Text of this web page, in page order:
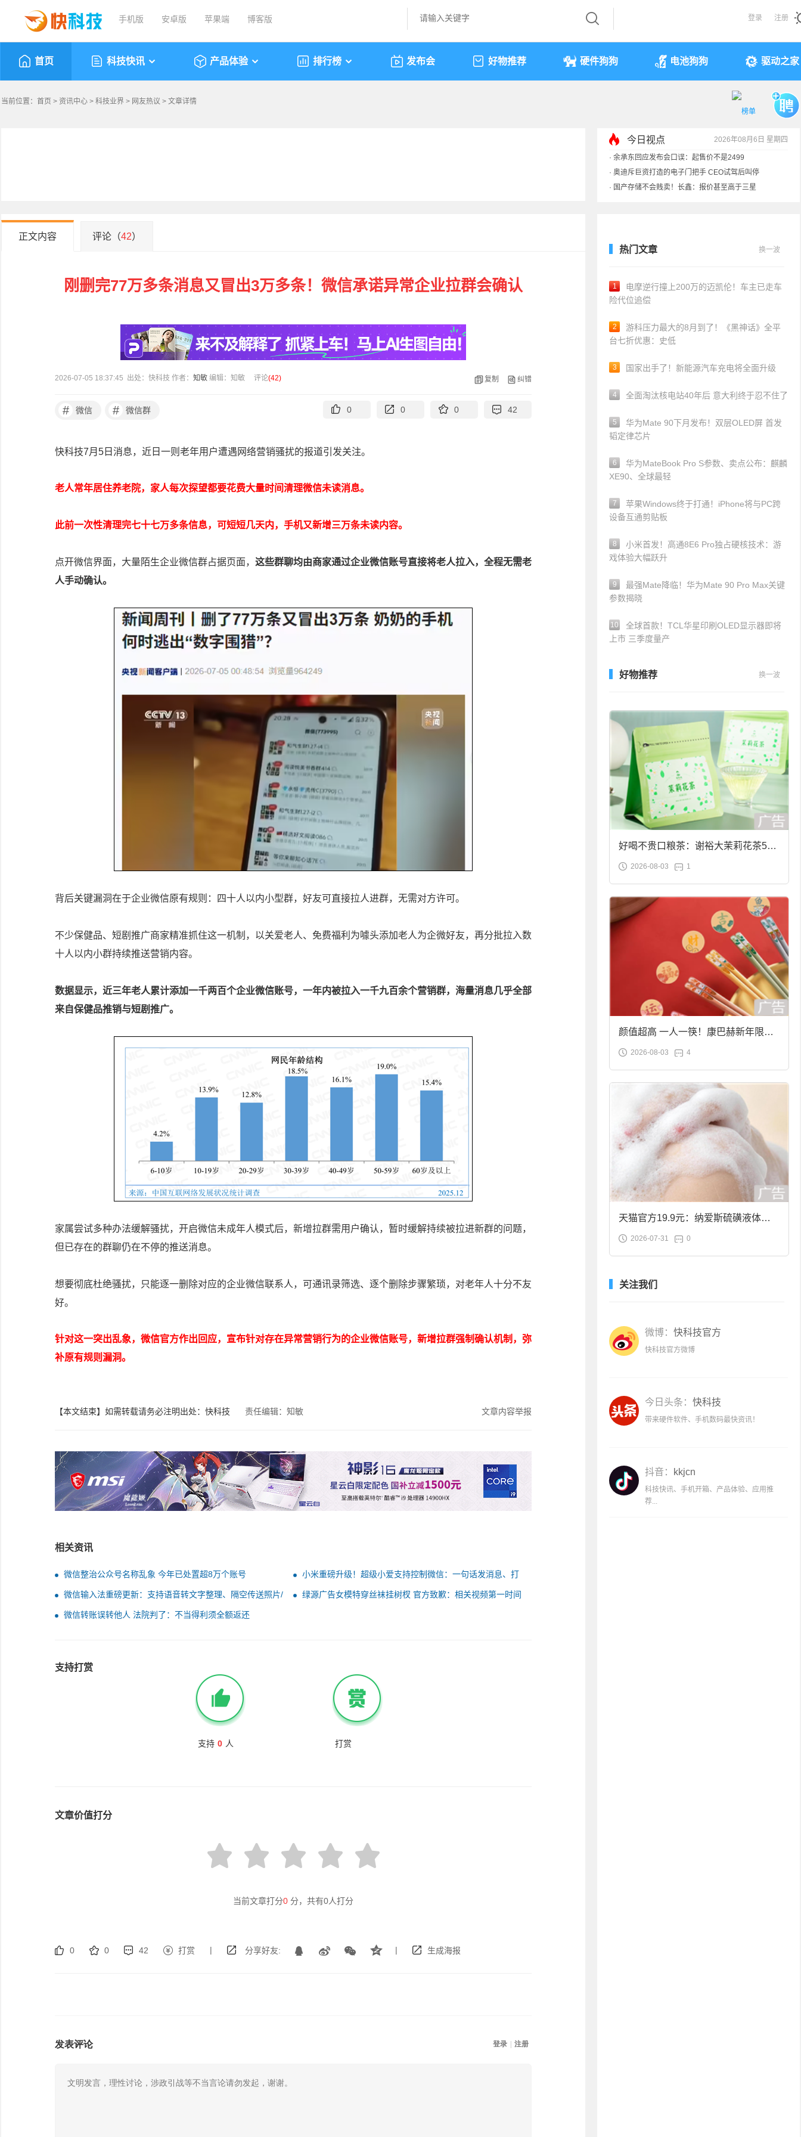
手机版 安卓版 苹果端 博客版 登录 注册
首页 科技快讯 产品体验 排行榜 发布会 好物推荐 硬件狗狗 电池狗狗 驱动之家
当前位置： 首页 > 资讯中心 > 科技业界 > 网友热议 > 文章详情
今日视点 2026年08月6日 星期四
· 余承东回应发布会口误：起售价不是2499
· 奥迪斥巨资打造的电子门把手 CEO试驾后叫停
· 国产存储不会贱卖！长鑫：报价甚至高于三星
正文内容 评论（42）
刚删完77万多条消息又冒出3万多条！微信承诺异常企业拉群会确认
2026-07-05 18:37:45 出处：快科技 作者： 知敏 编辑：知敏 评论(42) 复制 纠错
# 微信 # 微信群 0 0 0 42
快科技7月5日消息，近日一则老年用户遭遇网络营销骚扰的报道引发关注。
老人常年居住养老院，家人每次探望都要花费大量时间清理微信未读消息。
此前一次性清理完七十七万多条信息，可短短几天内，手机又新增三万条未读内容。
点开微信界面，大量陌生企业微信群占据页面， 这些群聊均由商家通过企业微信账号直接将老人拉入，全程无需老
人手动确认。
背后关键漏洞在于企业微信原有规则：四十人以内小型群，好友可直接拉人进群，无需对方许可。
不少保健品、短剧推广商家精准抓住这一机制，以关爱老人、免费福利为噱头添加老人为企微好友，再分批拉入数
十人以内小群持续推送营销内容。
数据显示，近三年老人累计添加一千两百个企业微信账号，一年内被拉入一千九百余个营销群，海量消息几乎全部
来自保健品推销与短剧推广。
家属尝试多种办法缓解骚扰，开启微信未成年人模式后，新增拉群需用户确认，暂时缓解持续被拉进新群的问题，
但已存在的群聊仍在不停的推送消息。
想要彻底杜绝骚扰，只能逐一删除对应的企业微信联系人，可通讯录筛选、逐个删除步骤繁琐，对老年人十分不友
好。
针对这一突出乱象，微信官方作出回应，宣布针对存在异常营销行为的企业微信账号，新增拉群强制确认机制，弥
补原有规则漏洞。
【本文结束】如需转载请务必注明出处：快科技 责任编辑：知敏 文章内容举报
相关资讯
微信整治公众号名称乱象 今年已处置超8万个账号
小米重磅升级！超级小爱支持控制微信：一句话发消息、打
视频
微信输入法重磅更新：支持语音转文字整理、隔空传送照片/
文件！
绿源广告女模特穿丝袜挂树杈 官方致歉：相关视频第一时间
微信转账误转他人 法院判了：不当得利须全额返还
支持打赏
支持 0 人 打赏
文章价值打分
当前文章打分0 分，共有0人打分
0 0 42 打赏 | 分享好友: | 生成海报
热门文章 换一波
1
电摩逆行撞上200万的迈凯伦！车主已走车
险代位追偿
2
游科压力最大的8月到了！《黑神话》全平
台七折优惠：史低
3 国家出手了！新能源汽车充电将全面升级
4 全面淘汰核电站40年后 意大利终于忍不住了
5
华为Mate 90下月发布！双层OLED屏 首发
韬定律芯片
6
华为MateBook Pro S参数、卖点公布：麒麟
XE90、全球最轻
7
苹果Windows终于打通！iPhone将与PC跨
设备互通剪贴板
8
小米首发！高通8E6 Pro独占硬核技术：游
戏体验大幅跃升
9
最强Mate降临！华为Mate 90 Pro Max关键
参数揭晓
10
全球首款！TCL华星印刷OLED显示器即将
上市 三季度量产
好物推荐 换一波
好喝不贵口粮茶：谢裕大茉莉花茶50g
袋装9.9元到手
2026-08-03 1
颜值超高 一人一筷！康巴赫新年限定
合金筷子大促：19.9元
2026-08-03 4
天猫官方19.9元：纳爱斯硫磺液体香
皂2斤大促
2026-07-31 0
关注我们
微博： 快科技官方
快科技官方微博
今日头条： 快科技
带来硬件软件、手机数码最快资讯！
抖音： kkjcn
科技快讯、手机开箱、产品体验、应用推
荐...